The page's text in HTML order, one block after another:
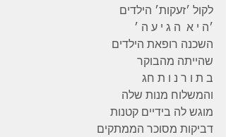
לקול ׳זעקות׳ הילדים
׳ה י א  ה ג י ע ה ׳
השכנה רופאת הילדים
שהייתה מהבוקר
ב ת ו ר נ ו ת חג
והמשלוח מנות שלה
מוגש לה בידיים קטנות
דביקות מסוכר הממתקים